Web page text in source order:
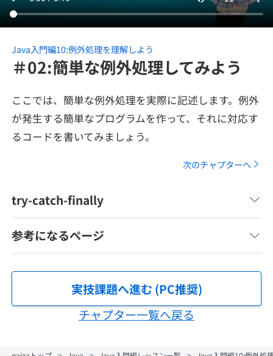
転職成功ガイド
転職エージェント
インタビュー
転職成功ガイド
求人検索
インターン
新卒エージェント
インタビュー
就活成功ガイド
学習
問題集
プラン
プログラミング言語
SQL
評価結果一覧
ゲーム・マンガ
メディア
Tech Team Journal
note
paizaとは？
Java入門編10:例外処理を理解しよう
＃02:簡単な例外処理してみよう
ここでは、簡単な例外処理を実際に記述します。例外
が発生する簡単なプログラムを作って、それに対応す
るコードを書いてみましょう。
次のチャプターへ
try-catch-finally
参考になるページ
実技課題へ進む (PC推奨)
チャプター一覧へ戻る